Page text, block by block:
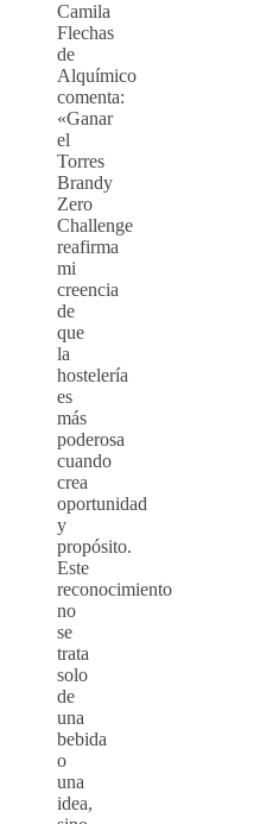
Camila
Flechas
de
Alquímico
comenta:
«Ganar
el
Torres
Brandy
Zero
Challenge
reafirma
mi
creencia
de
que
la
hostelería
es
más
poderosa
cuando
crea
oportunidad
y
propósito.
Este
reconocimiento
no
se
trata
solo
de
una
bebida
o
una
idea,